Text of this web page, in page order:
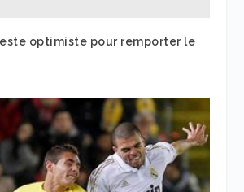
optimiste pour remporter le